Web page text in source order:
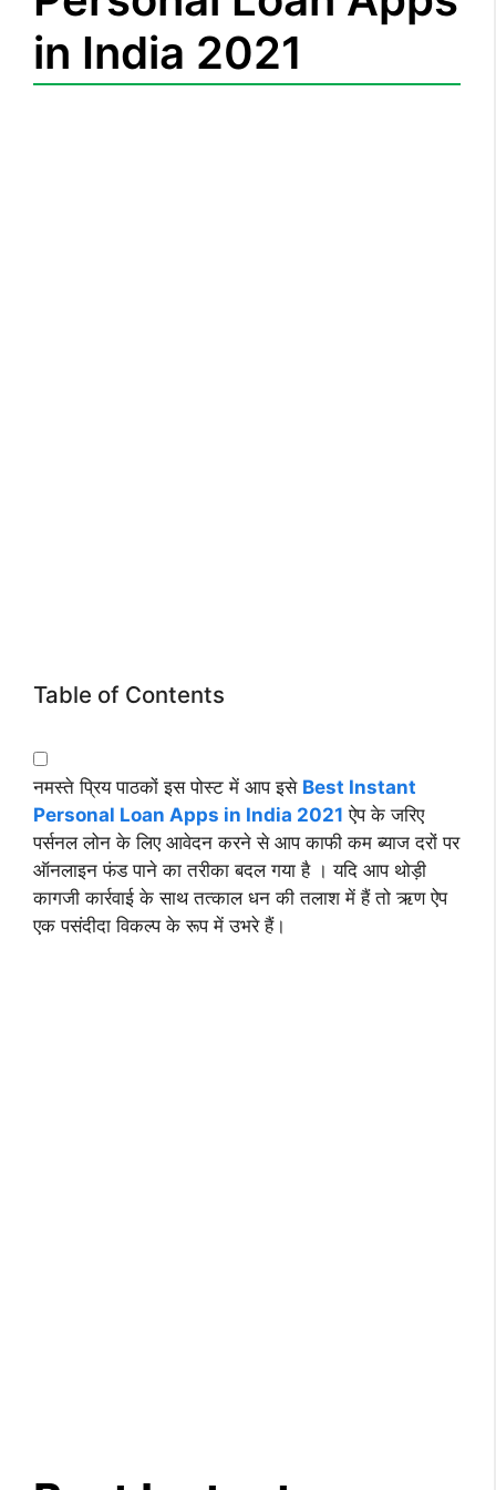
in India 2021
Table of Contents
नमस्ते प्रिय पाठकों इस पोस्ट में आप इसे Best Instant
Personal Loan Apps in India 2021 ऐप के जरिए
पर्सनल लोन के लिए आवेदन करने से आप काफी कम ब्याज दरों पर
ऑनलाइन फंड पाने का तरीका बदल गया है । यदि आप थोड़ी
कागजी कार्रवाई के साथ तत्काल धन की तलाश में हैं तो ऋण ऐप
एक पसंदीदा विकल्प के रूप में उभरे हैं।